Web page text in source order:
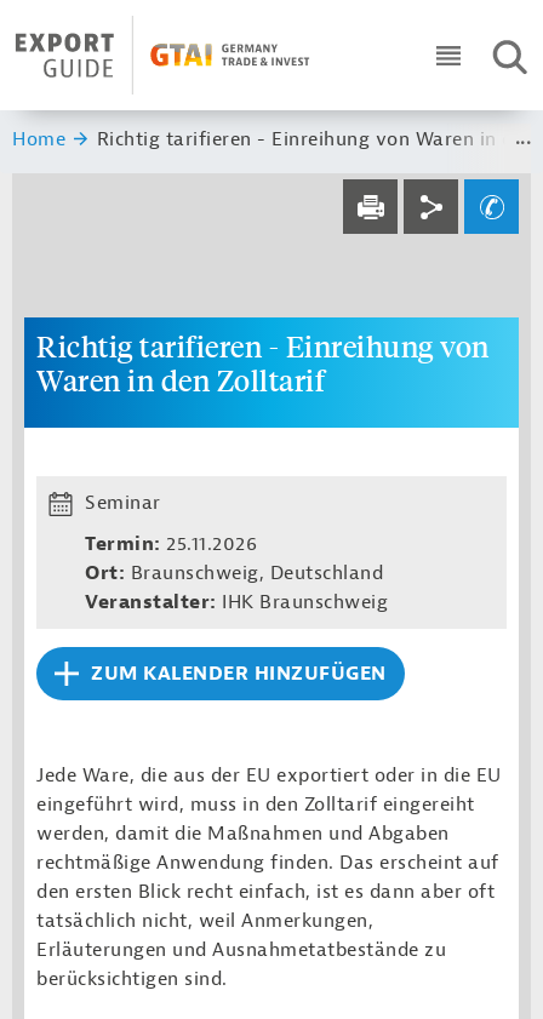
Header Logo
ICON
Sie sind hier:
Home Richtig tarifieren - Einreihung von Waren in
Service navi
DRUCKEN
Social navi
Ihre Frage an
Richtig tarifieren - Einreihung von
Waren in den Zolltarif
Seminar
Termin: 25.11.2026
Ort: Braunschweig, Deutschland
Veranstalter: IHK Braunschweig
ZUM KALENDER HINZUFÜGEN
Jede Ware, die aus der EU exportiert oder in die EU
eingeführt wird, muss in den Zolltarif eingereiht
werden, damit die Maßnahmen und Abgaben
rechtmäßige Anwendung finden. Das erscheint auf
den ersten Blick recht einfach, ist es dann aber oft
tatsächlich nicht, weil Anmerkungen,
Erläuterungen und Ausnahmetatbestände zu
berücksichtigen sind.